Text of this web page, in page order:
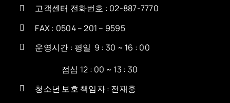
고객센터 전화번호 : 02-887-7770
FAX : 0504 – 201 – 9595
운영시간 : 평일 9 : 30 ~ 16 : 00
점심 12 : 00 ~ 13 : 30
청소년 보호 책임자 : 전재홍